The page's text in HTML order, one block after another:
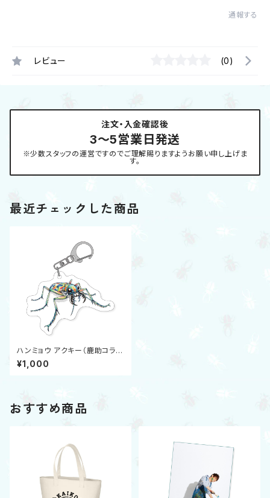
通報する
レビュー (0)
注文・入金確認後
3〜5営業日発送
※少数スタッフの運営ですのでご理解賜りますようお願い申し上げま
す。
最近チェックした商品
ハンミョウ アクキー（鹿助コラ
ボ）
¥1,000
おすすめ商品